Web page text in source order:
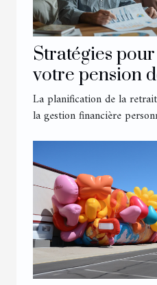
Stratégies
votre pension
anticipant les
réglementaires
La planification de la
la gestion financière